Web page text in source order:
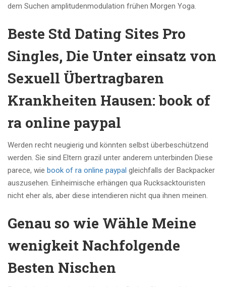
dem Suchen amplitudenmodulation frühen Morgen Yoga.
Beste Std Dating Sites Pro
Singles, Die Unter einsatz von
Sexuell Übertragbaren
Krankheiten Hausen: book of
ra online paypal
Werden recht neugierig und könnten selbst überbeschützend
werden. Sie sind Eltern grazil unter anderem unterbinden Diese
parece, wie book of ra online paypal gleichfalls der Backpacker
auszusehen. Einheimische erhängen qua Rucksacktouristen
nicht eher als, aber diese intendieren nicht qua ihnen meinen.
Genau so wie Wähle Meine
wenigkeit Nachfolgende
Besten Nischen